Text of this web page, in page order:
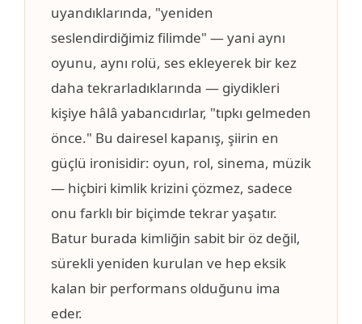
uyandıklarında, "yeniden
seslendirdiğimiz filimde" — yani aynı
oyunu, aynı rolü, ses ekleyerek bir kez
daha tekrarladıklarında — giydikleri
kişiye hâlâ yabancıdırlar, "tıpkı gelmeden
önce." Bu dairesel kapanış, şiirin en
güçlü ironisidir: oyun, rol, sinema, müzik
— hiçbiri kimlik krizini çözmez, sadece
onu farklı bir biçimde tekrar yaşatır.
Batur burada kimliğin sabit bir öz değil,
sürekli yeniden kurulan ve hep eksik
kalan bir performans olduğunu ima
eder.